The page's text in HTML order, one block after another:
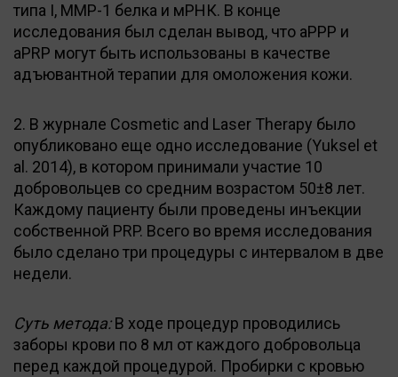
типа I, ММР-1 белка и мРНК. В конце
исследования был сделан вывод, что aPPP и
aPRP могут быть использованы в качестве
адъювантной терапии для омоложения кожи.
2. В журнале Cosmetic and Laser Therapy было
опубликовано еще одно исследование (Yuksel et
al. 2014), в котором принимали участие 10
добровольцев со средним возрастом 50±8 лет.
Каждому пациенту были проведены инъекции
собственной PRP. Всего во время исследования
было сделано три процедуры с интервалом в две
недели.
Суть метода:В ходе процедур проводились
заборы крови по 8 мл от каждого добровольца
перед каждой процедурой. Пробирки с кровью